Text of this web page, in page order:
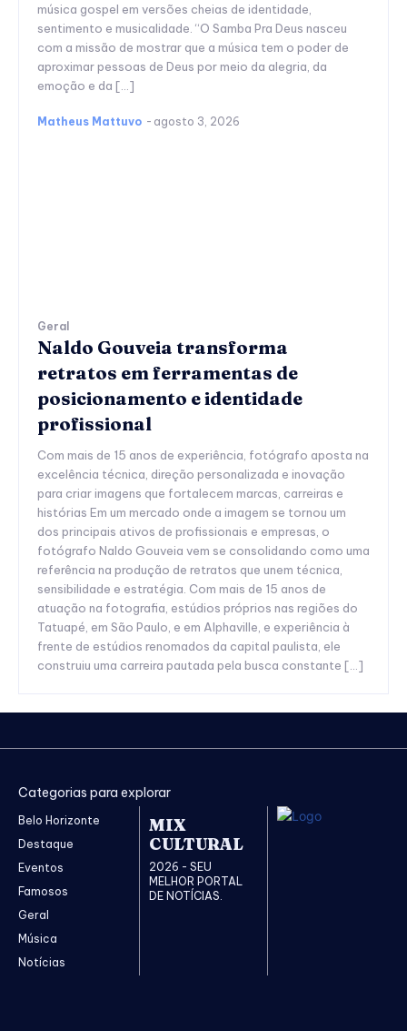
música gospel em versões cheias de identidade,
sentimento e musicalidade. “O Samba Pra Deus nasceu
com a missão de mostrar que a música tem o poder de
aproximar pessoas de Deus por meio da alegria, da
emoção e da […]
Matheus Mattuvo - agosto 3, 2026
Geral
Naldo Gouveia transforma
retratos em ferramentas de
posicionamento e identidade
profissional
Com mais de 15 anos de experiência, fotógrafo aposta na
excelência técnica, direção personalizada e inovação
para criar imagens que fortalecem marcas, carreiras e
histórias Em um mercado onde a imagem se tornou um
dos principais ativos de profissionais e empresas, o
fotógrafo Naldo Gouveia vem se consolidando como uma
referência na produção de retratos que unem técnica,
sensibilidade e estratégia. Com mais de 15 anos de
atuação na fotografia, estúdios próprios nas regiões do
Tatuapé, em São Paulo, e em Alphaville, e experiência à
frente de estúdios renomados da capital paulista, ele
construiu uma carreira pautada pela busca constante […]
Categorias para explorar
Belo Horizonte
Destaque
Eventos
Famosos
Geral
Música
Notícias
MIX
CULTURAL
2026 - SEU
MELHOR PORTAL
DE NOTÍCIAS.